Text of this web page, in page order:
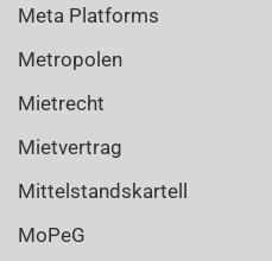
Meta Platforms
Metropolen
Mietrecht
Mietvertrag
Mittelstandskartell
MoPeG